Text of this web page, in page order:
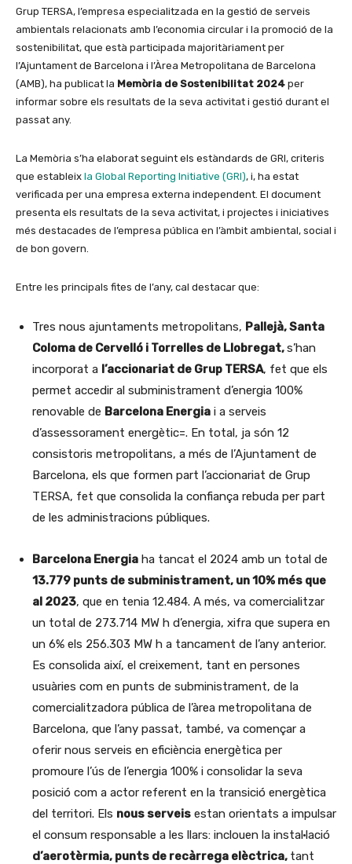
Grup TERSA, l’empresa especialitzada en la gestió de serveis
ambientals relacionats amb l’economia circular i la promoció de la
sostenibilitat, que està participada majoritàriament per
l’Ajuntament de Barcelona i l’Àrea Metropolitana de Barcelona
(AMB), ha publicat la Memòria de Sostenibilitat 2024 per
informar sobre els resultats de la seva activitat i gestió durant el
passat any.
La Memòria s’ha elaborat seguint els estàndards de GRI, criteris
que estableix la Global Reporting Initiative (GRI), i, ha estat
verificada per una empresa externa independent. El document
presenta els resultats de la seva activitat, i projectes i iniciatives
més destacades de l’empresa pública en l’àmbit ambiental, social i
de bon govern.
Entre les principals fites de l’any, cal destacar que:
Tres nous ajuntaments metropolitans, Pallejà, Santa
Coloma de Cervelló i Torrelles de Llobregat,s’han
incorporat a l’accionariat de Grup TERSA, fet que els
permet accedir al subministrament d’energia 100%
renovable de Barcelona Energia i a serveis
d’assessorament energètic=. En total, ja són 12
consistoris metropolitans, a més de l’Ajuntament de
Barcelona, els que formen part l’accionariat de Grup
TERSA, fet que consolida la confiança rebuda per part
de les administracions públiques.
Barcelona Energia ha tancat el 2024 amb un total de
13.779 punts de subministrament, un 10% més que
al 2023, que en tenia 12.484. A més, va comercialitzar
un total de 273.714 MW h d’energia, xifra que supera en
un 6% els 256.303 MW h a tancament de l’any anterior.
Es consolida així, el creixement, tant en persones
usuàries com en punts de subministrament, de la
comercialitzadora pública de l’àrea metropolitana de
Barcelona, que l’any passat, també, va començar a
oferir nous serveis en eficiència energètica per
promoure l’ús de l’energia 100% i consolidar la seva
posició com a actor referent en la transició energètica
del territori. Els nous serveis estan orientats a impulsar
el consum responsable a les llars: inclouen la instal·lació
d’aerotèrmia, punts de recàrrega elèctrica, tant